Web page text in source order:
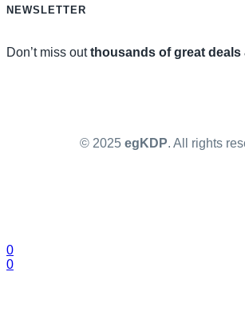
NEWSLETTER
Don’t miss outthousands of great deals
© 2025 egKDP. All rights
0
0